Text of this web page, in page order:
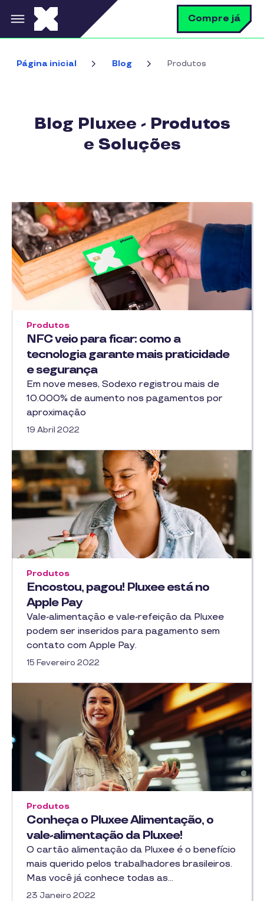
Pular para o conteúdo principal Compre já
Página inicial Blog Produtos
Blog Pluxee - Produtos
e Soluções
NFC veio para ficar: como a
tecnologia garante mais praticidade
e segurança
Produtos
Em nove meses, Sodexo registrou mais de
10.000% de aumento nos pagamentos por
aproximação
19 Abril 2022
Encostou, pagou! Pluxee está no
Apple Pay
Produtos
Vale-alimentação e vale-refeição da Pluxee
podem ser inseridos para pagamento sem
contato com Apple Pay.
15 Fevereiro 2022
Conheça o Pluxee Alimentação, o
vale-alimentação da Pluxee!
Produtos
O cartão alimentação da Pluxee é o benefício
mais querido pelos trabalhadores brasileiros.
Mas você já conhece todas as…
23 Janeiro 2022